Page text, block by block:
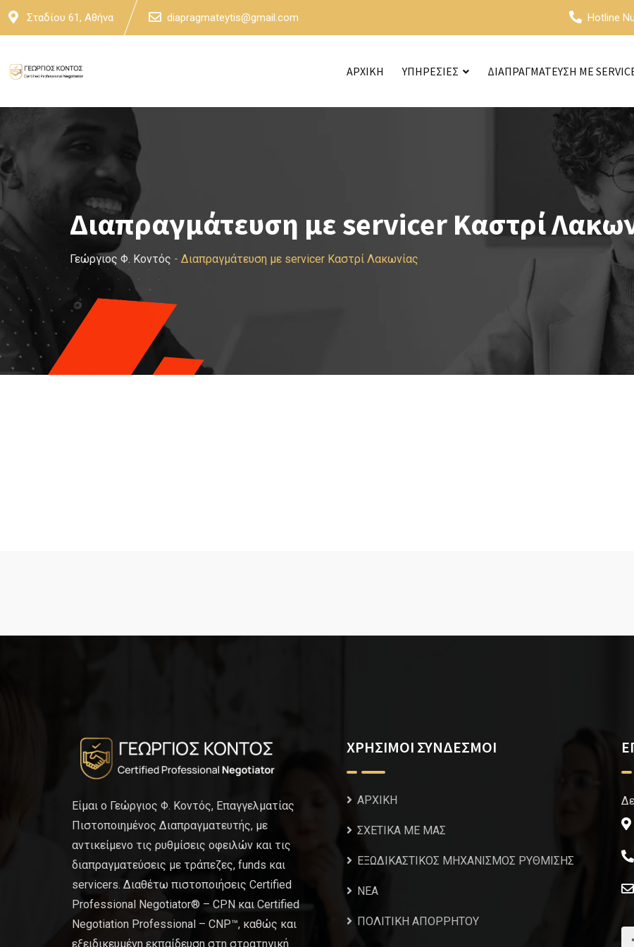
Skip
Σταδίου 61, Αθήνα diapragmateytis@gmail.com Hotline
ΑΡΧΙΚΗ ΥΠΗΡΕΣΙΕΣ ΔΙΑΠΡΑΓΜΑΤΕΥΣΗ ΜΕ
Διαπραγμάτευση με servicer Καστρί
Γεώργιος Φ. Κοντός - Διαπραγμάτευση με servicer Καστρί Λακωνίας
Είμαι ο Γεώργιος Φ. Κοντός, Επαγγελματίας
Πιστοποιημένος Διαπραγματευτής, με
αντικείμενο τις ρυθμίσεις οφειλών και τις
διαπραγματεύσεις με τράπεζες, funds και
servicers. Διαθέτω πιστοποιήσεις Certified
Professional Negotiator® – CPN και Certified
Negotiation Professional – CNP™, καθώς και
εξειδικευμένη εκπαίδευση στη στρατηγική
ΧΡΗΣΙΜΟΙ ΣΥΝΔΕΣΜΟΙ
ΑΡΧΙΚΗ
ΣΧΕΤΙΚΑ ΜΕ ΜΑΣ
ΕΞΩΔΙΚΑΣΤΙΚΟΣ ΜΗΧΑΝΙΣΜΟΣ ΡΥΘΜΙΣΗΣ
NEA
ΠΟΛΙΤΙΚΗ ΑΠΟΡΡΗΤΟΥ